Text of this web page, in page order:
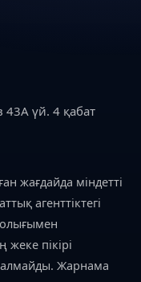
үй. 4 қабат
жағдайда міндетті
агенттіктегі
пікірі
Жарнама